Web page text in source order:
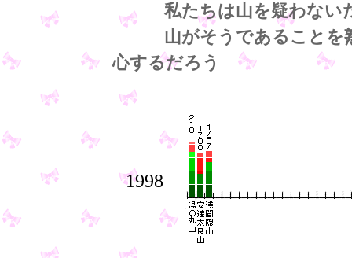
私たちは山を疑わない
山がそうであることを熟
心するだろう
1998